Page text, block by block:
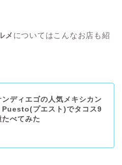
メ についてはこんなお店も紹
ンディエゴの人気メキシカン
Puesto(プエスト)でタコス9
たべてみた